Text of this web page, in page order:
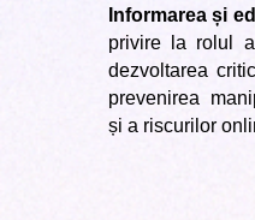
Informarea și
privire la rolul
dezvoltarea
prevenirea
și a riscurilor